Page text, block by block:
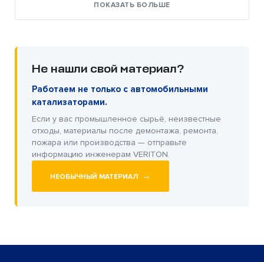
ПОКАЗАТЬ БОЛЬШЕ
Не нашли свой материал?
Работаем не только с автомобильными
катализаторами.
Если у вас промышленное сырьё, неизвестные
отходы, материалы после демонтажа, ремонта,
пожара или производства — отправьте
информацию инженерам VERITON.
НЕОБЫЧНЫЙ МАТЕРИАЛ →